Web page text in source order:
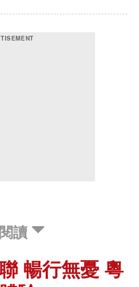
讀
暢行無憂 粵